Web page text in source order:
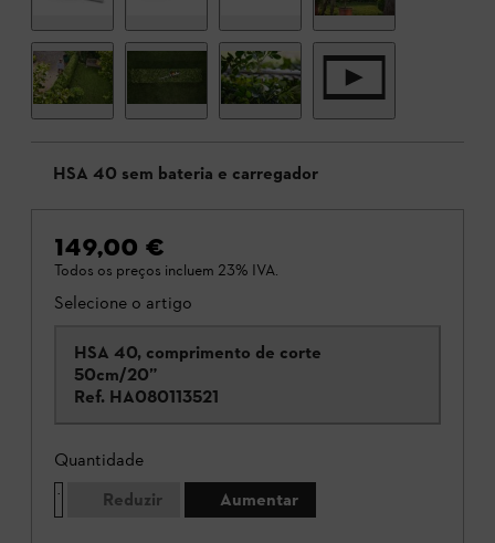
HSA 40 sem bateria e carregador
149,00 €
Todos os preços incluem 23% IVA.
Selecione o artigo
HSA 40, comprimento de corte
50cm/20”
Ref. HA080113521
Quantidade
Reduzir
Aumentar